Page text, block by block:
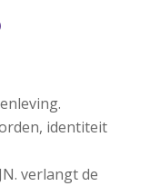
identiteit
verlangt de